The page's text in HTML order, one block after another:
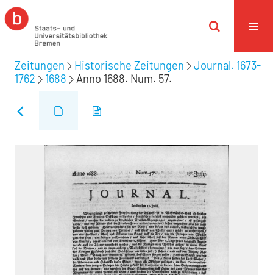
Zeitungen Historische Zeitungen
Journal. 1673-
1762
1688 Anno 1688. Num. 57.